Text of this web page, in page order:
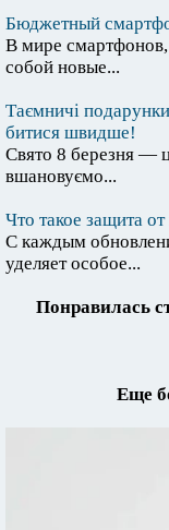
Бюджетный
В мире
собой новые...
Таємничі подарунки
битися швидше!
Свято 8 березня —
вшановуємо...
Что такое защита
С каждым
уделяет особое...
Понравилась
Еще